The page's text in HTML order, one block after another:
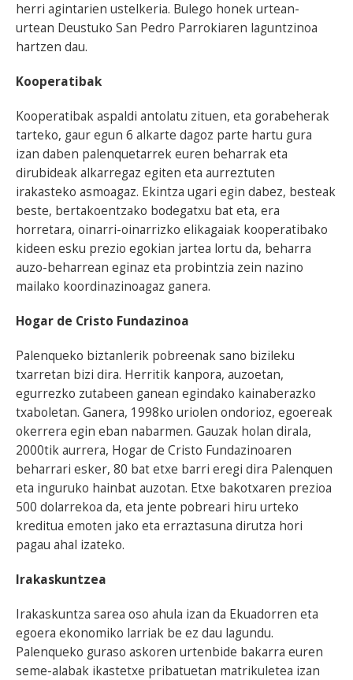
herri agintarien ustelkeria. Bulego honek urtean-
urtean Deustuko San Pedro Parrokiaren laguntzinoa
hartzen dau.
Kooperatibak
Kooperatibak aspaldi antolatu zituen, eta gorabeherak
tarteko, gaur egun 6 alkarte dagoz parte hartu gura
izan daben palenquetarrek euren beharrak eta
dirubideak alkarregaz egiten eta aurreztuten
irakasteko asmoagaz. Ekintza ugari egin dabez, besteak
beste, bertakoentzako bodegatxu bat eta, era
horretara, oinarri-oinarrizko elikagaiak kooperatibako
kideen esku prezio egokian jartea lortu da, beharra
auzo-beharrean eginaz eta probintzia zein nazino
mailako koordinazinoagaz ganera.
Hogar de Cristo Fundazinoa
Palenqueko biztanlerik pobreenak sano bizileku
txarretan bizi dira. Herritik kanpora, auzoetan,
egurrezko zutabeen ganean egindako kainaberazko
txaboletan. Ganera, 1998ko uriolen ondorioz, egoereak
okerrera egin eban nabarmen. Gauzak holan dirala,
2000tik aurrera, Hogar de Cristo Fundazinoaren
beharrari esker, 80 bat etxe barri eregi dira Palenquen
eta inguruko hainbat auzotan. Etxe bakotxaren prezioa
500 dolarrekoa da, eta jente pobreari hiru urteko
kreditua emoten jako eta erraztasuna dirutza hori
pagau ahal izateko.
Irakaskuntzea
Irakaskuntza sarea oso ahula izan da Ekuadorren eta
egoera ekonomiko larriak be ez dau lagundu.
Palenqueko guraso askoren urtenbide bakarra euren
seme-alabak ikastetxe pribatuetan matrikuletea izan